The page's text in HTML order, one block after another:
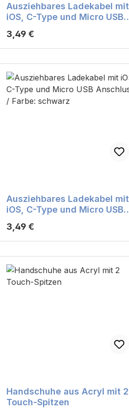
Ausziehbares Ladekabel mit
iOS, C-Type und Micro USB
Regulärer Preis:
3,49 €
Ausziehbares Ladekabel mit
iOS, C-Type und Micro USB
Regulärer Preis:
3,49 €
Handschuhe aus Acryl mit 2
Touch-Spitzen